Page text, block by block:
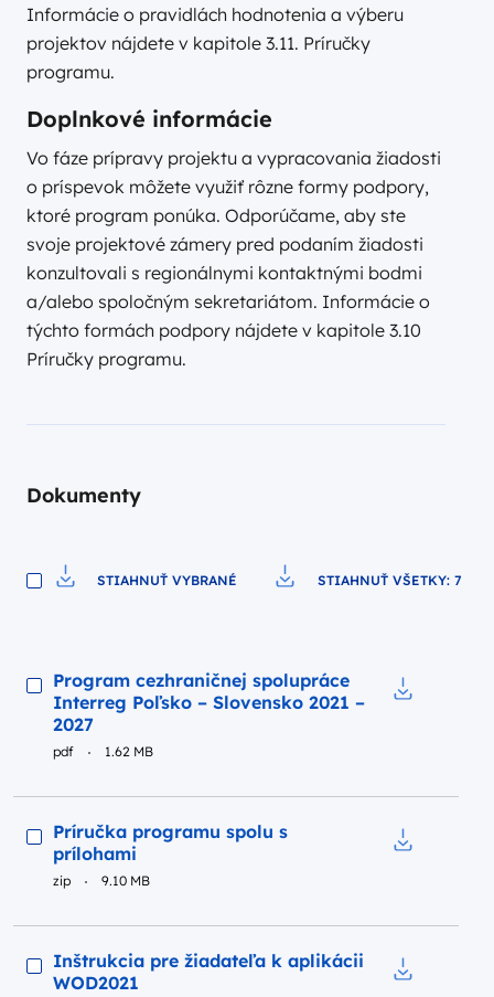
Informácie o pravidlách hodnotenia a výberu
projektov nájdete v kapitole 3.11. Príručky
programu.
Doplnkové informácie
Vo fáze prípravy projektu a vypracovania žiadosti
o príspevok môžete využiť rôzne formy podpory,
ktoré program ponúka. Odporúčame, aby ste
svoje projektové zámery pred podaním žiadosti
konzultovali s regionálnymi kontaktnými bodmi
a/alebo spoločným sekretariátom. Informácie o
týchto formách podpory nájdete v kapitole 3.10
Príručky programu.
Dokumenty
STIAHNUŤ VYBRANÉ STIAHNUŤ VŠETKY: 7
Podgląd
Program cezhraničnej spolupráce
Interreg Poľsko – Slovensko 2021 –
2027
pdf 1.62 MB
Podgląd
Príručka programu spolu s
prílohami
zip 9.10 MB
Podgląd
Inštrukcia pre žiadateľa k aplikácii
WOD2021